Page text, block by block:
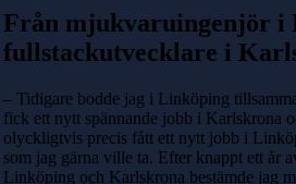
Från mjukvaruingenjör i
fullstackutvecklare i
– Tidigare bodde jag i Linköping
fick ett nytt spännande jobb i Karlskrona
olyckligtvis precis fått ett nytt jobb i
som jag gärna ville ta. Efter knappt ett år
Linköping och Karlskrona bestämde jag